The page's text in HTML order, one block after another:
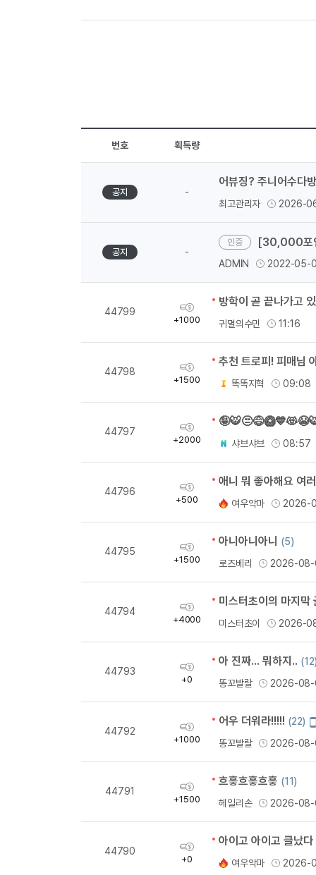
천
번호 획득량
공지 -
어뷰징? 주니어수다
최고관리자 2026-
공지 -
[30,000포인
ADMIN 2022-05-
44799
획
득
+1000
방학이 곧 끝나가고
귀멸의수민 11:16
44798
획
득
+1500
추천 트로피! 피매님
똑똑지혁 09:08
44797
획
득
+2000 샤브샤브 08:57
44796
획
득
+500
애니 뭐 좋아해요 여
여우악마 2026-
44795
획
득
+1500
아니아니아니
(5)
로즈베리
2026-
44794
획
득
+4000
미스터초이의 마지막
미스터초이 2026-
44793
획
득
+0
아 진짜... 뭐하지..
똥꼬발랄
2026-
44792
획
득
+1000
어우 더워라!!!!! (22)
똥꼬발랄 2026-
44791
획
득
+1500
흐흫흐흫흐흫 (11)
헤일리손
2026-
44790
획
득
+0
아이고 아이고 클났다
여우악마
2026-